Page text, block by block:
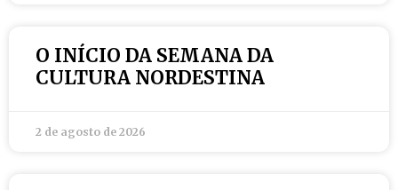
O INÍCIO DA SEMANA DA
CULTURA NORDESTINA
2 de agosto de 2026